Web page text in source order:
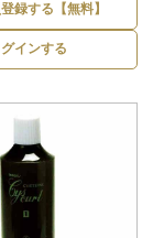
録する【無料】
グインする